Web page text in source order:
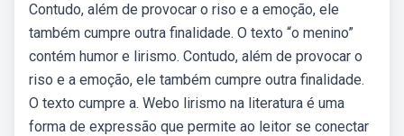
Contudo, além de provocar o riso e a emoção, ele
também cumpre outra finalidade. O texto “o menino”
contém humor e lirismo. Contudo, além de provocar o
riso e a emoção, ele também cumpre outra finalidade.
O texto cumpre a. Webo lirismo na literatura é uma
forma de expressão que permite ao leitor se conectar